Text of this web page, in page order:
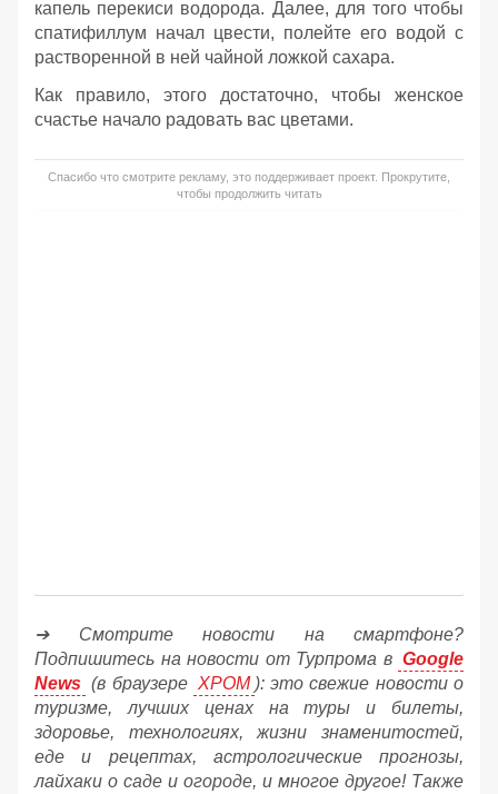
капель перекиси водорода. Далее, для того чтобы
спатифиллум начал цвести, полейте его водой с
растворенной в ней чайной ложкой сахара.
Как правило, этого достаточно, чтобы женское
счастье начало радовать вас цветами.
Спасибо что смотрите рекламу, это поддерживает проект. Прокрутите,
чтобы продолжить читать
➔ Смотрите новости на смартфоне?
Подпишитесь на новости от Турпрома в Google
News (в браузере ХРОМ ): это свежие новости о
туризме, лучших ценах на туры и билеты,
здоровье, технологиях, жизни знаменитостей,
еде и рецептах, астрологические прогнозы,
лайхаки о саде и огороде, и многое другое! Также